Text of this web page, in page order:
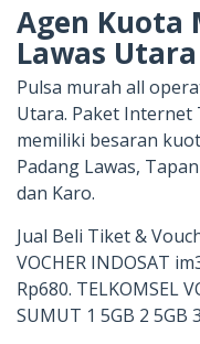
Agen Kuota
Lawas Utara
Pulsa murah all
Utara. Paket Internet
memiliki besaran
Padang Lawas,
dan Karo.
Jual Beli Tiket &
VOCHER INDOSAT
Rp680. TELKOMSEL
SUMUT 1 5GB 2 5GB